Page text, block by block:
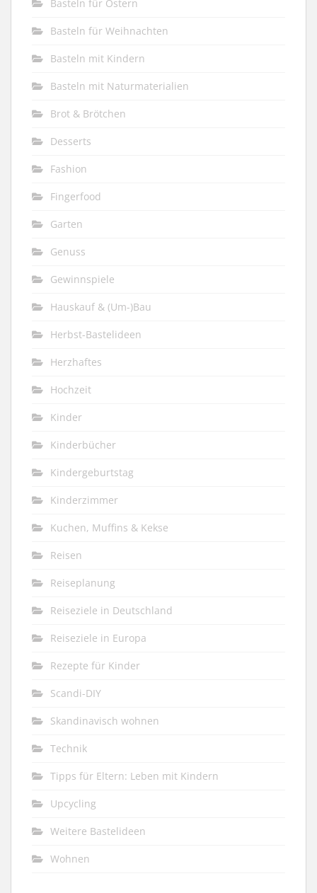
Basteln für Ostern
Basteln für Weihnachten
Basteln mit Kindern
Basteln mit Naturmaterialien
Brot & Brötchen
Desserts
Fashion
Fingerfood
Garten
Genuss
Gewinnspiele
Hauskauf & (Um-)Bau
Herbst-Bastelideen
Herzhaftes
Hochzeit
Kinder
Kinderbücher
Kindergeburtstag
Kinderzimmer
Kuchen, Muffins & Kekse
Reisen
Reiseplanung
Reiseziele in Deutschland
Reiseziele in Europa
Rezepte für Kinder
Scandi-DIY
Skandinavisch wohnen
Technik
Tipps für Eltern: Leben mit Kindern
Upcycling
Weitere Bastelideen
Wohnen